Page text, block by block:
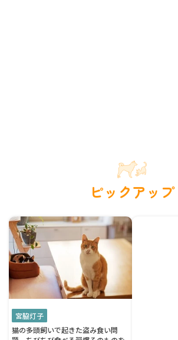
ピックアップ
宮脇灯子
猫の多頭飼いで起きた盗み食い問